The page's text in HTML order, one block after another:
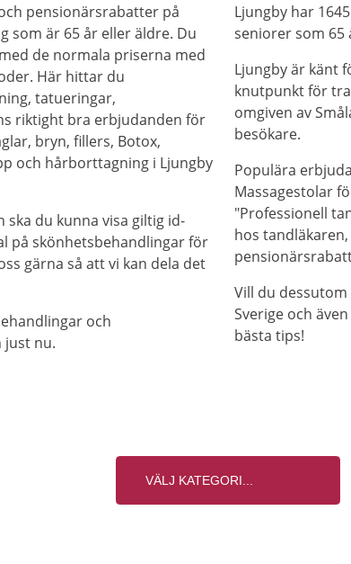
pensionärsrabatter på
som är 65 år eller äldre. Du
de normala priserna med
Här hittar du
tatueringar,
riktight bra erbjudanden för
bryn, fillers, Botox,
och hårborttagning i Ljungby
du kunna visa giltig id-
på skönhetsbehandlingar för
gärna så att vi kan dela det
och
just nu.
Ljungby har
seniorer som 65
Ljungby är känt
knutpunkt för
omgiven av
besökare.
Populära
Massagestolar
"Professionell
hos
Vill du
Sverige och
bästa tips!